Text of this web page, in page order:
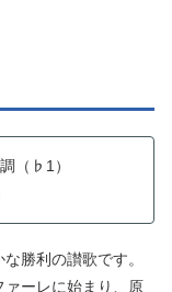
（♭1）
勝利の讃歌です。
ーレに始まり、原